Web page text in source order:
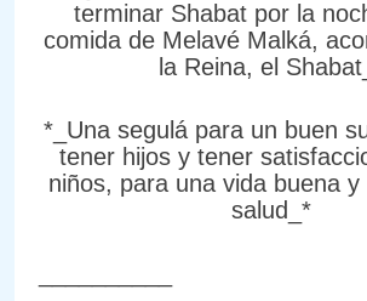
terminar Shabat por la
comida de Melavé Malká,
la Reina, el
*_Una segulá para un buen
tener hijos y tener
niños, para una vida buena
salud_*